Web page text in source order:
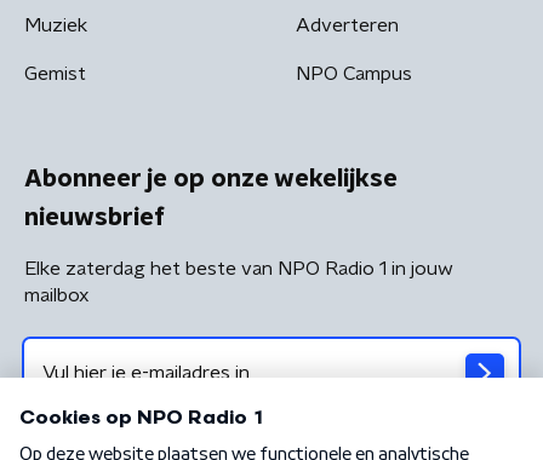
Muziek
Gemist
Adverteren
NPO Campus
Abonneer je op onze wekelijkse
nieuwsbrief
Elke zaterdag het beste van NPO Radio 1 in jouw
mailbox